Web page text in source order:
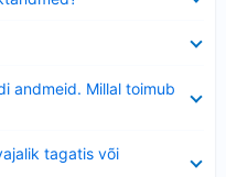
andmeid. Millal toimub
tagatis või